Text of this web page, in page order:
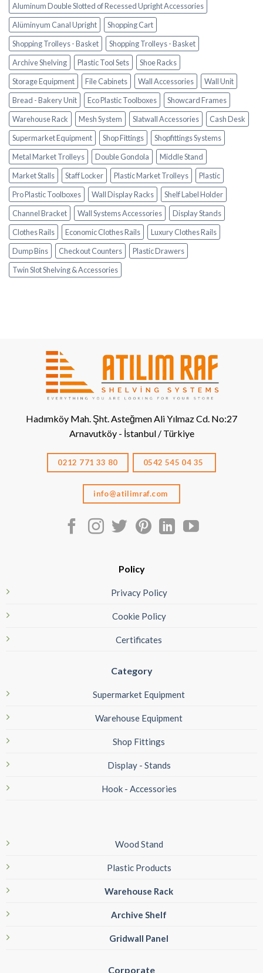
Aluminum Double Slotted of Recessed Upright Accessories
Alüminyum Canal Upright
Shopping Cart
Shopping Trolleys - Basket
Shopping Trolleys - Basket
Archive Shelving
Plastic Tool Sets
Shoe Racks
Storage Equipment
File Cabinets Wall Accessories
Wall Unit
Bread - Bakery Unit
Eco Plastic Toolboxes
Showcard Frames
Warehouse Rack
Mesh System Slatwall Accessories
Cash Desk
Supermarket Equipment
Shop Fittings
Shopfittings Systems
Metal Market Trolleys
Double Gondola
Middle Stand
Market Stalls
Staff Locker Plastic Market Trolleys
Plastic
Pro Plastic Toolboxes
Wall Display Racks
Shelf Label Holder
Channel Bracket
Wall Systems Accessories
Display Stands
Clothes Rails
Economic Clothes Rails
Luxury Clothes Rails
Dump Bins
Checkout Counters
Plastic Drawers
Twin Slot Shelving & Accessories
Hadımköy Mah. Şht. Asteğmen Ali Yılmaz Cd. No:27
Arnavutköy - İstanbul / Türkiye
0212 771 33 80 0542 545 04 35
info@atilimraf.com
Policy
Privacy Policy
Cookie Policy
Certificates
Category
Supermarket Equipment
Warehouse Equipment
Shop Fittings
Display - Stands
Hook - Accessories
Wood Stand
Plastic Products
Warehouse Rack
Archive Shelf
Gridwall Panel
Corporate